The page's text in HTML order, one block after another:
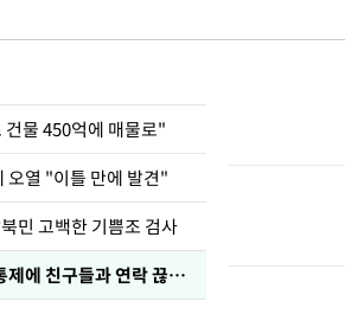
물 450억에 매물로"
오열 "이틀 만에 발견"
민 고백한 기쁨조 검사
에 친구들과 연락 끊겨"